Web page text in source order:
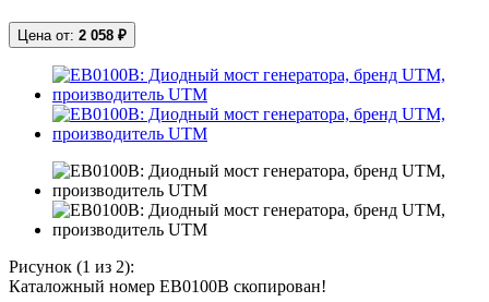
Цена от: 2 058 ₽
Рисунок (1 из 2):
Каталожный номер EB0100B скопирован!